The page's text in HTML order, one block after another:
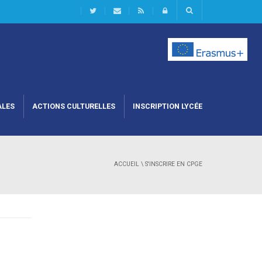
ACTIONS CULTURELLES INSCRIPTION LYCÉE
ACCUEIL \ S'INSCRIRE EN CPGE